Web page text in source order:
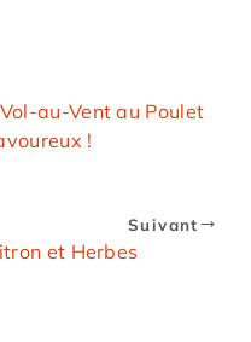
au-Vent au Poulet
!
Suivant
et Herbes